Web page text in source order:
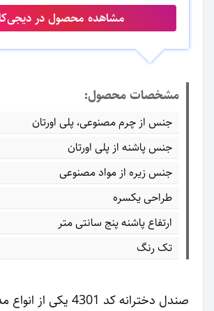
مشاهده محصول در
مشخصات محصول:
جنس از چرم مصنوعی، پلی اورتان
جنس پاشنه از پلی اورتان
جنس زیره از مواد مصنوعی
طراحی یکسره
ارتفاع پاشنه پنج سانتی متر
تک رنگ
صندل دخترانه کد 4301 یکی